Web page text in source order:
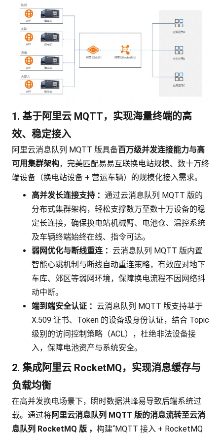
1. 基于阿里云 MQTT，实现海量终端的高
效、稳定接入
阿里云消息队列 MQTT 版具备百万级并发连接能力与高
可用集群架构，完美匹配易易互联换电站规模、数十万终
端设备（换电站设备 + 营运车辆）的规模化接入需求。
高并发长连接支持 ： 通过云消息队列 MQTT 版的
分布式集群架构，轻松支撑数万至数十万设备的稳
定长连接，确保换电站机械臂、电池仓、温控系统
及车辆终端始终在线、指令可达。
弱网优化与断线重连 ： 云消息队列 MQTT 版内置
智能心跳机制与断线自动重连策略，有效应对地下
车库、郊区等弱网环境，保障换电流程不因网络抖
动中断。
端到端安全认证 ： 云消息队列 MQTT 版支持基于
X.509 证书、Token 的设备级身份认证，结合 Topic
级别的访问控制策略（ACL），杜绝非法设备接
入，保障电池资产与系统安全。
2. 集成阿里云 RocketMQ，实现消息缓存与
负载均衡
在高并发换电场景下，瞬时数据洪峰易导致后端系统过
载。通过将阿里云消息队列 MQTT 版的消息流转至云消
息队列 RocketMQ 版 ， 构建“MQTT 接入 + RocketMQ